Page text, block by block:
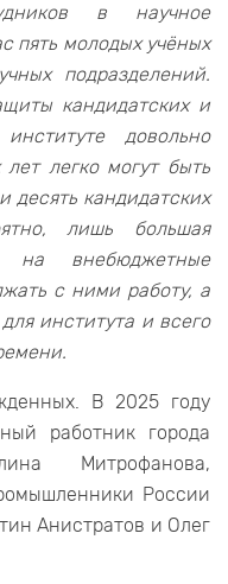
в научное
пять молодых учёных
подразделений.
кандидатских и
довольно
легко могут быть
десять кандидатских
лишь большая
на внебюджетные
с ними работу, а
института и всего
В 2025 году
работник города
Митрофанова,
России
Анистратов и Олег